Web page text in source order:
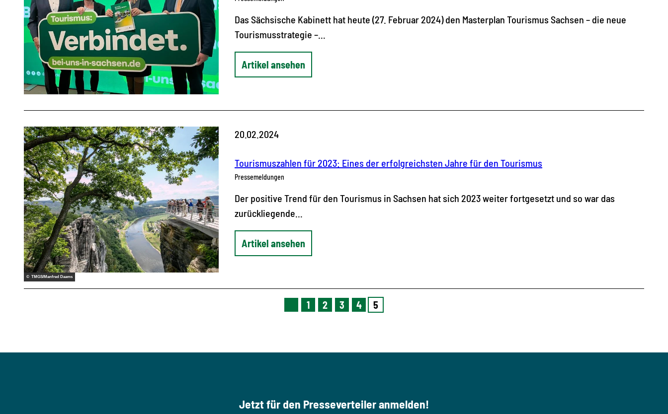
Das Sächsische Kabinett hat heute (27. Februar 2024) den Masterplan Tourismus Sachsen – die neue
Tourismusstrategie –…
Artikel ansehen
© TMGS/Manfred Daams
20.02.2024
Tourismuszahlen für 2023: Eines der erfolgreichsten Jahre für den Tourismus
Pressemeldungen
Der positive Trend für den Tourismus in Sachsen hat sich 2023 weiter fortgesetzt und so war das
zurückliegende…
Artikel ansehen
V
e
1 2 3 4 5
Jetzt für den Presseverteiler anmelden!